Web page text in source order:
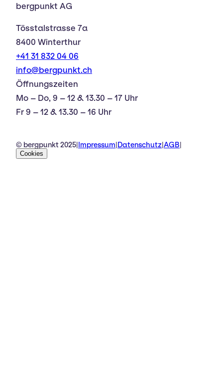
bergpunkt AG
Tösstalstrasse 7a
8400 Winterthur
+41 31 832 04 06
info@bergpunkt.ch
Öffnungszeiten
Mo – Do, 9 – 12 & 13.30 – 17 Uhr
Fr 9 – 12 & 13.30 – 16 Uhr
© bergpunkt 2025 Impressum Datenschutz AGB
Cookies